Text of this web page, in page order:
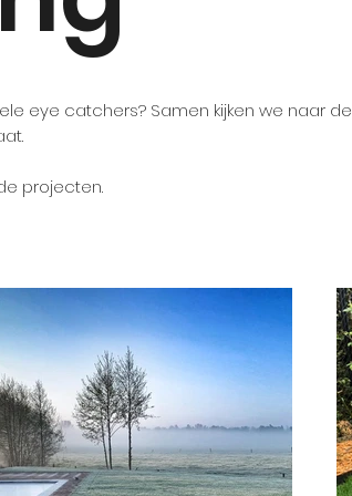
eye catchers? Samen kijken we naar de
projecten.